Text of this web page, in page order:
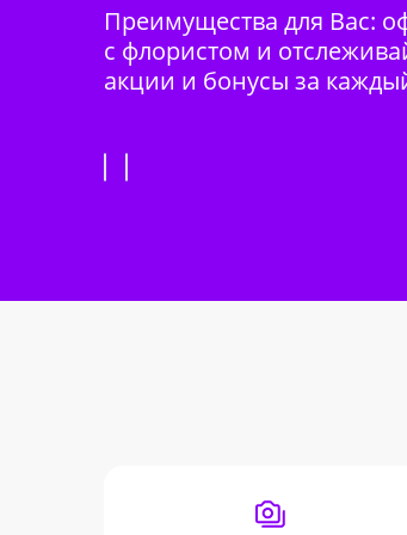
Преимущества для Вас:
с флористом и
акции и бонусы за